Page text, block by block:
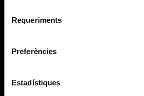
Universitat de Barcelona
Requeriments
Preferències
Estadístiques